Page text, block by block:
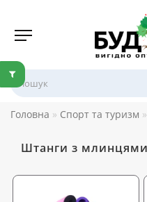
Головна Спорт та туризм
Штанги з